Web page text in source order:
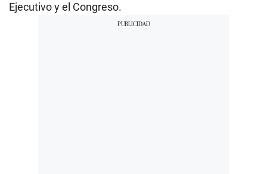
Ejecutivo y el Congreso.